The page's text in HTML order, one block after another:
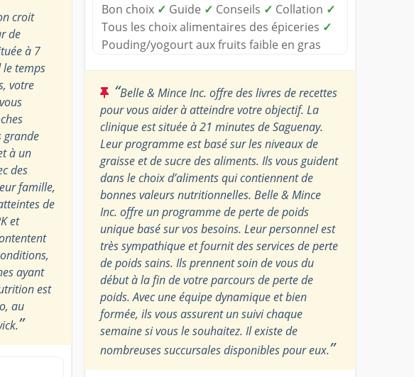
croit
de
à 7
le temps
votre
grande
à un
des
famille,
de
et
ayant
est
au
”
Bon choix ✓ Guide ✓ Conseils ✓ Collation ✓
Tous les choix alimentaires des épiceries ✓
Pouding/yogourt aux fruits faible en gras
“Belle & Mince Inc. offre des livres de recettes
pour vous aider à atteindre votre objectif. La
clinique est située à 21 minutes de Saguenay.
Leur programme est basé sur les niveaux de
graisse et de sucre des aliments. Ils vous guident
dans le choix d’aliments qui contiennent de
bonnes valeurs nutritionnelles. Belle & Mince
Inc. offre un programme de perte de poids
unique basé sur vos besoins. Leur personnel est
très sympathique et fournit des services de perte
de poids sains. Ils prennent soin de vous du
début à la fin de votre parcours de perte de
poids. Avec une équipe dynamique et bien
formée, ils vous assurent un suivi chaque
semaine si vous le souhaitez. Il existe de
nombreuses succursales disponibles pour eux.”